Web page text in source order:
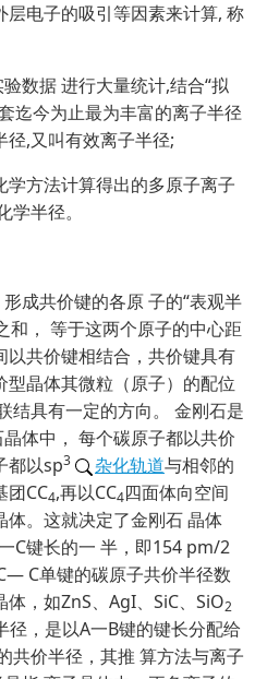
电子的吸引等因素来计算, 称
数据 进行大量统计,结合“拟
迄今为止最为丰富的离子半径
,又叫有效离子半径;
方法计算得出的多原子离子
半径。
成共价键的各原 子的“表观半
和， 等于这两个原子的中心距
共价键相结合，共价键具有
晶体其微粒（原子）的配位
结具有一定的方向。 金刚石是
体中， 每个碳原子都以共价
都以sp3 杂化轨道与相邻的
团CC4,再以CC4四面体向空间
。这就决定了金刚石 晶体
C键长的一 半，即154 pm/2
C单键的碳原子共价半径数
，如ZnS、AgI、SiC、SiO2
径，是以A一B键的键长分配给
共价半径，其推 算方法与离子